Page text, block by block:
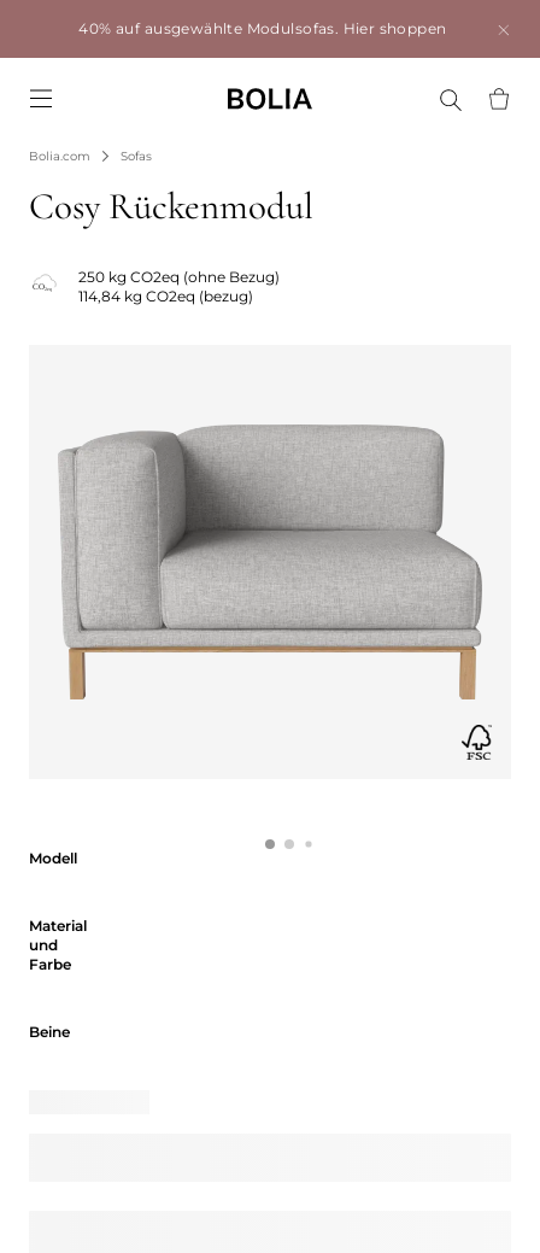
40% auf ausgewählte Modulsofas. Hier shoppen
Bolia.com Sofas
Cosy Rückenmodul
250 kg CO2eq (ohne Bezug)
114,84 kg CO2eq (bezug)
Modell
Material
und
Farbe
Beine